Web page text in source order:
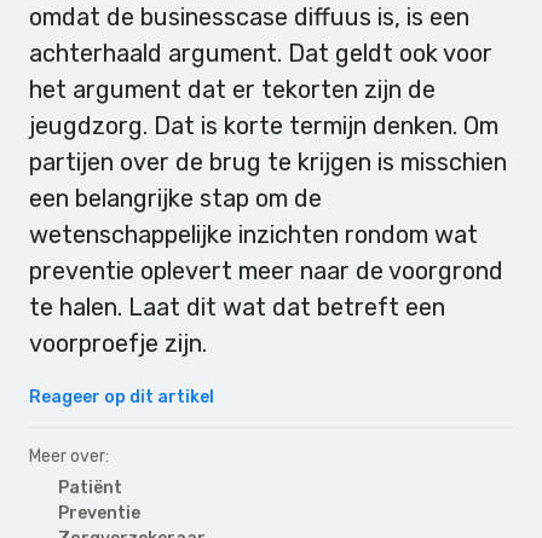
omdat de businesscase diffuus is, is een
achterhaald argument. Dat geldt ook voor
het argument dat er tekorten zijn de
jeugdzorg. Dat is korte termijn denken. Om
partijen over de brug te krijgen is misschien
een belangrijke stap om de
wetenschappelijke inzichten rondom wat
preventie oplevert meer naar de voorgrond
te halen. Laat dit wat dat betreft een
voorproefje zijn.
Reageer op dit artikel
Meer over:
Patiënt
Preventie